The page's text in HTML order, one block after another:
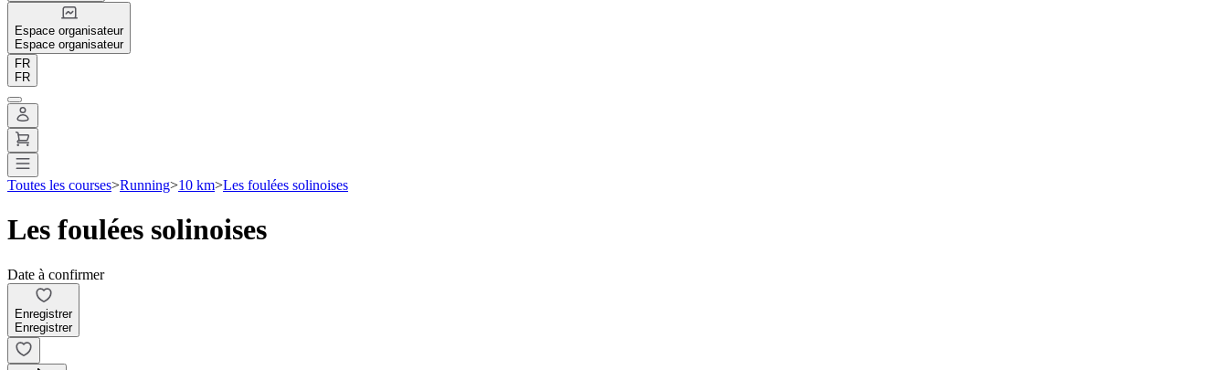
Espace organisateur
Espace organisateur
FR
FR
Toutes les courses>Running>10 km>Les foulées solinoises
Les foulées solinoises
Date à confirmer
Enregistrer
Enregistrer